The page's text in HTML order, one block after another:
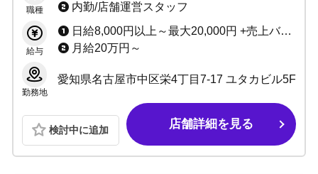
職種
内勤/店舗運営スタッフ
給与
日給8,000円以上～最大20,000円 +売上バック +各種賞与
月給20万円～
勤務地
愛知県名古屋市中区栄4丁目7-17 ユタカビル5F
検討中に追加 店舗詳細を見る